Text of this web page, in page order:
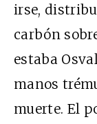
irse,
carbón
estaba
manos
muerte. El